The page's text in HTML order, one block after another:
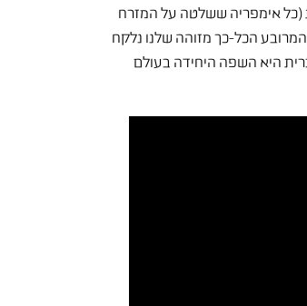
לרוב, פרסית, יוונית (כל אימפריה ששלטה על המזרח
הכל-כך מזוהה שלנו נלקח
היא השפה היחידה בעולם